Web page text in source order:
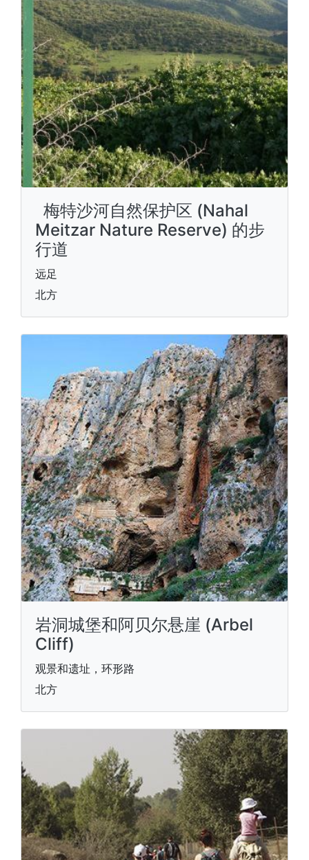
梅特沙河自然保护区 (Nahal
Meitzar Nature Reserve) 的步
行道
远足
北方
岩洞城堡和阿贝尔悬崖 (Arbel
Cliff)
观景和遗址，环形路
北方